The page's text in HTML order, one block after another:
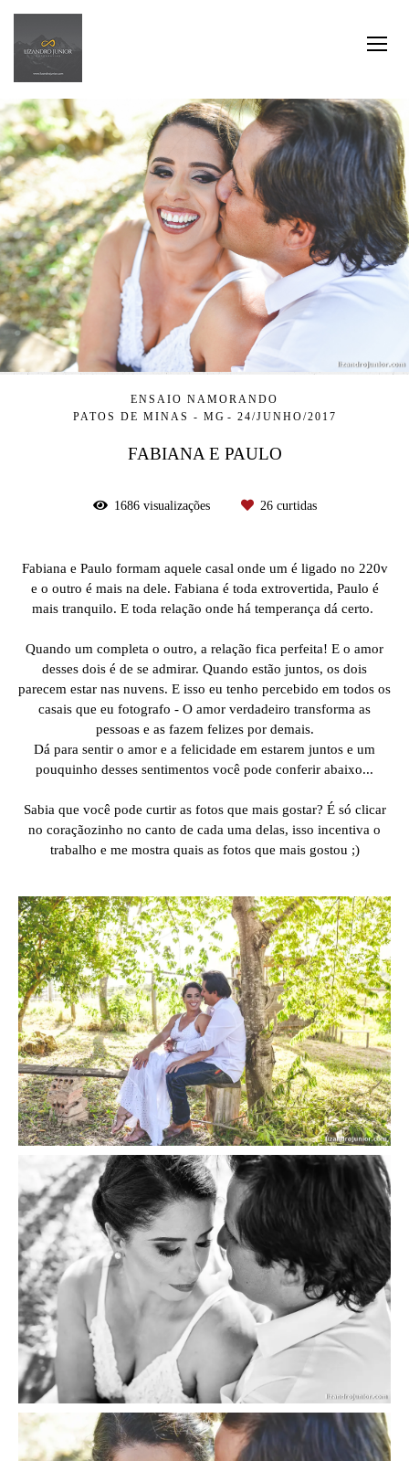
ENSAIO NAMORANDO
PATOS DE MINAS - MG
24/JUNHO/2017
FABIANA E PAULO
1686visualizações 26curtidas
Fabiana e Paulo formam aquele casal onde um é ligado no 220v
e o outro é mais na dele. Fabiana é toda extrovertida, Paulo é
mais tranquilo. E toda relação onde há temperança dá certo.
Quando um completa o outro, a relação fica perfeita! E o amor
desses dois é de se admirar. Quando estão juntos, os dois
parecem estar nas nuvens. E isso eu tenho percebido em todos os
casais que eu fotografo - O amor verdadeiro transforma as
pessoas e as fazem felizes por demais.
Dá para sentir o amor e a felicidade em estarem juntos e um
pouquinho desses sentimentos você pode conferir abaixo...
Sabia que você pode curtir as fotos que mais gostar? É só clicar
no coraçãozinho no canto de cada uma delas, isso incentiva o
trabalho e me mostra quais as fotos que mais gostou ;)